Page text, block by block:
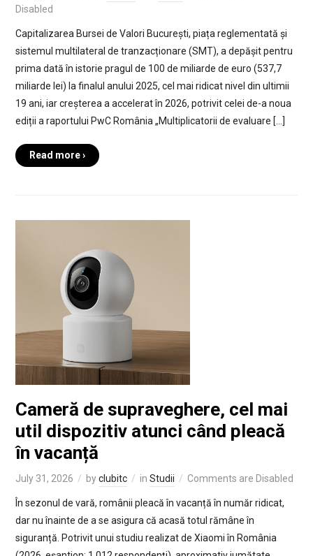
Disabled
Capitalizarea Bursei de Valori București, piața reglementată și
sistemul multilateral de tranzacționare (SMT), a depășit pentru
prima dată în istorie pragul de 100 de miliarde de euro (537,7
miliarde lei) la finalul anului 2025, cel mai ridicat nivel din ultimii
19 ani, iar creșterea a accelerat în 2026, potrivit celei de-a noua
ediții a raportului PwC România „Multiplicatorii de evaluare […]
Read more ›
Cameră de supraveghere, cel mai
util dispozitiv atunci când pleacă
în vacanță
July 31, 2026 byclubitc in Studii Comments are Disabled
În sezonul de vară, românii pleacă în vacanță în număr ridicat,
dar nu înainte de a se asigura că acasă totul rămâne în
siguranță. Potrivit unui studiu realizat de Xiaomi în România